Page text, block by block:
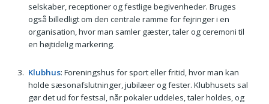
selskaber, receptioner og festlige begivenheder. Bruges
også billedligt om den centrale ramme for fejringer i en
organisation, hvor man samler gæster, taler og ceremoni til
en højtidelig markering.
Klubhus: Foreningshus for sport eller fritid, hvor man kan
holde sæsonafslutninger, jubilæer og fester. Klubhusets sal
gør det ud for festsal, når pokaler uddeles, taler holdes, og